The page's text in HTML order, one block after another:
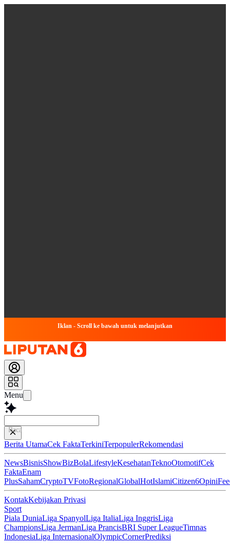
Iklan - Scroll ke bawah untuk melanjutkan
Menu
Baca lebih cepat...
Berita UtamaCek FaktaTerkiniTerpopulerRekomendasi
NewsBisnisShowBizBolaLifestyleKesehatanTeknoOtomotifCek
FaktaEnam
PlusSahamCryptoTVFotoRegionalGlobalHotIslamiCitizen6Opini
KontakKebijakan Privasi
Sport
Piala DuniaLiga SpanyolLiga ItaliaLiga InggrisLiga
ChampionsLiga JermanLiga PrancisBRI Super LeagueTimnas
IndonesiaLiga InternasionalOlympicCornerPrediksi